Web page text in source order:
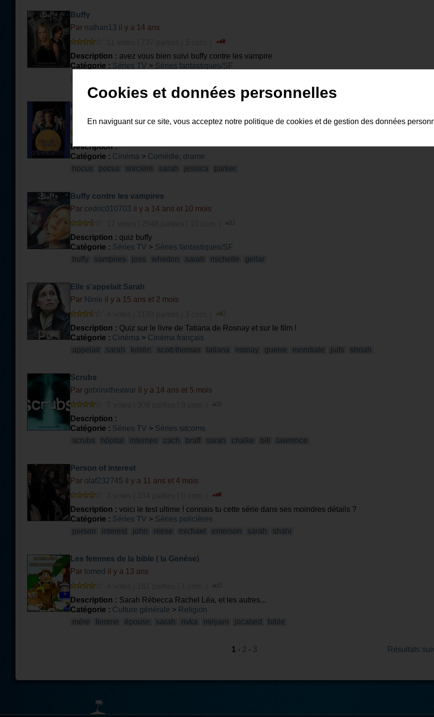
Buffy
Par nathan13 il y a 14 ans
Description : avez vous bien suivi buffy contre les vampire
Catégorie : Séries TV > Séries fantastiques/SF
Hocus Pocus
Par
cel2163il y a 12 ans et 3 mois
Description :
Catégorie : Cinéma > Comédie, drame
hocus
pocus sorcière sarah jessica parker
Buffy contre les vampires
Par cedric010703 il y a 14 ans et 10 mois
Description : quiz buffy
Catégorie : Séries TV > Séries fantastiques/SF
buffy
vampires joss whedon sarah michelle gellar
Elle s'appelait Sarah
Par Ninie il y a 15 ans et 2 mois
Description : Quiz sur le livre de Tatiana de Rosnay et sur le film !
Catégorie : Cinéma > Cinéma français
appelait
sarah kristin scott-thomas tatiana rosnay guerre mondiale juifs shoah
Scrubs
Par girlxinxthexwar il y a 14 ans et 5 mois
Description :
Catégorie : Séries TV > Séries sitcoms
scrubs
hôpital internes zach braff sarah chalke bill lawrence
Person of interest
Par olaf232745 il y a 11 ans et 4 mois
Description : voici le test ultime ! connais tu cette série dans ses moindres détails ?
Catégorie : Séries TV > Séries policières
person
interest john reese michael emerson sarah shahi
Les femmes de la bible ( la Genèse)
Par lomed il y a 13 ans
Description : Sarah Rébecca Rachel Léa, et les autres...
Catégorie : Culture générale > Religion
mère
femme épouse sarah rivka miryam jocabed bible
1 - 2 - 3 Résultats
Cookies et données personnelles
En naviguant sur ce site, vous acceptez notre politique de cookies et de gestion des données